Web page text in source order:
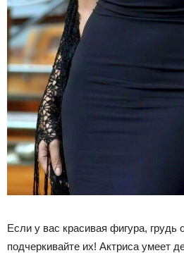
Если у вас красивая фигура, грудь
подчеркивайте их! Актриса умеет